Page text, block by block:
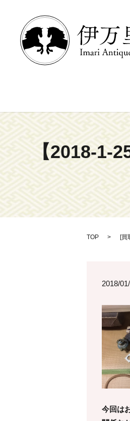
【2018-1-
TOP [買
2018/
今回は